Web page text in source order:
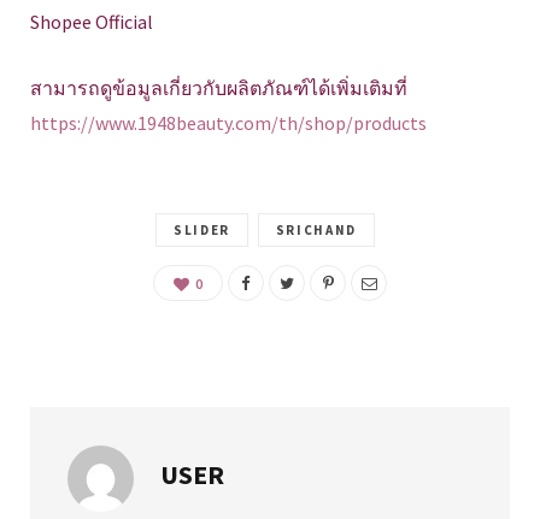
Shopee Official
สามารถดูข้อมูลเกี่ยวกับผลิตภัณฑ์ได้เพิ่มเติมที่
https://www.1948beauty.com/th/shop/products
SLIDER SRICHAND
0
USER